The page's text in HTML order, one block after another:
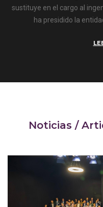
sustituye en el cargo al
ha presidido la
Noticias /